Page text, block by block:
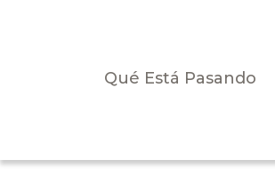
Qué Está Pasando